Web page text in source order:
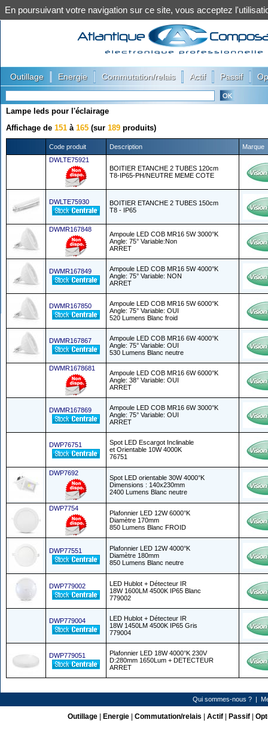
Outillage Energie Commutation/relais Actif Passif
Lampe leds pour l'éclairage
Affichage de 151 à 165 (sur 189 produits)
Code produit Description
Marque
DWLTE75921
BOITIER ETANCHE 2 TUBES 120cm
T8-IP65-PH/NEUTRE MEME COTE
DWLTE75930
BOITIER ETANCHE 2 TUBES 150cm
T8 - IP65
DWMR167848
Ampoule LED COB MR16 5W 3000°K
Angle: 75° Variable:Non
ARRET
DWMR167849
Ampoule LED COB MR16 5W 4000°K
Angle: 75° Variable: NON
ARRET
DWMR167850
Ampoule LED COB MR16 5W 6000°K
Angle: 75° Variable: OUI
520 Lumens Blanc froid
DWMR167867
Ampoule LED COB MR16 6W 4000°K
Angle: 75° Variable: OUI
530 Lumens Blanc neutre
DWMR1678681
Ampoule LED COB MR16 6W 6000°K
Angle: 38° Variable: OUI
ARRET
DWMR167869
Ampoule LED COB MR16 6W 3000°K
Angle: 75° Variable: OUI
ARRET
DWP76751
Spot LED Escargot Inclinable
et Orientable 10W 4000K
76751
DWP7692
Spot LED orientable 30W 4000°K
Dimensions : 140x230mm
2400 Lumens Blanc neutre
DWP7754
Plafonnier LED 12W 6000°K
Diamètre 170mm
850 Lumens Blanc FROID
DWP77551
Plafonnier LED 12W 4000°K
Diamètre 180mm
850 Lumens Blanc neutre
DWP779002
LED Hublot + Détecteur IR
18W 1600LM 4500K IP65 Blanc
779002
DWP779004
LED Hublot + Détecteur IR
18W 1450LM 4500K IP65 Gris
779004
DWP779051
Plafonnier LED 18W 4000°K 230V
D:280mm 1650Lum + DETECTEUR
ARRET
Qui sommes-nous ? |
Outillage| Energie| Commutation/relais Actif| Passif|
En poursuivant votre navigation sur ce site, vous acceptez